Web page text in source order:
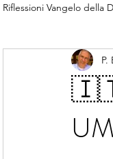
Riflessioni Vangelo della
🇮🇹
P.